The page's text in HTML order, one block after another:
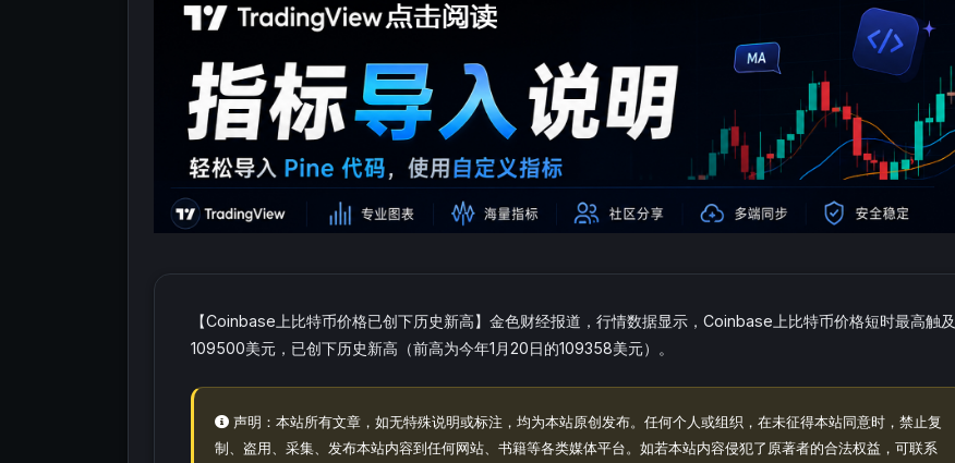
【Coinbase上比特币价格已创下历史新高】金色财经报道，行情数据显示，Coinbase上比特币价格短时最高触及
109500美元，已创下历史新高（前高为今年1月20日的109358美元）。
声明：本站所有文章，如无特殊说明或标注，均为本站原创发布。任何个人或组织，在未征得本站同意时，禁止复
制、盗用、采集、发布本站内容到任何网站、书籍等各类媒体平台。如若本站内容侵犯了原著者的合法权益，可联系